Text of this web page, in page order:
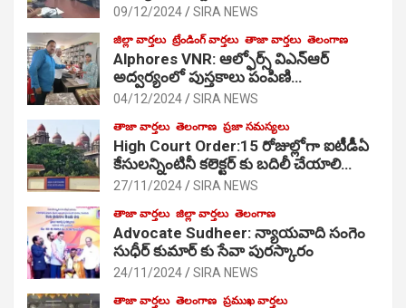
09/12/2024 SIRA NEWS
జిల్లా వార్తలు ట్రేండింగ్ వార్తలు తాజా వార్తలు తెలంగాణ
Alphores VNR: ఆల్ఫోర్స్ విఎన్ఆర్
అద్వర్యంలో పుస్తకాలు పంపిణి…
04/12/2024 SIRA NEWS
తాజా వార్తలు తెలంగాణ ప్రజా సమస్యలు
High Court Order:15 రోజుల్లోగా ఐటీడీఏ
కేసులన్నింటినీ కలెక్టర్ కు బదిలీ చేయాలి…
27/11/2024 SIRA NEWS
తాజా వార్తలు జిల్లా వార్తలు తెలంగాణ
Advocate Sudheer: న్యాయవాది సంగెం
సుధీర్ కుమార్ కు సేవా పురస్కారం
24/11/2024 SIRA NEWS
తాజా వార్తలు తెలంగాణ ప్రముఖ వార్తలు